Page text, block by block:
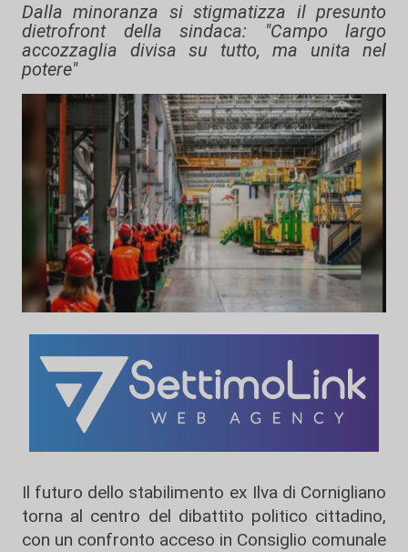
Dalla minoranza si stigmatizza il presunto
dietrofront della sindaca: "Campo largo
accozzaglia divisa su tutto, ma unita nel
potere"
Il futuro dello stabilimento ex Ilva di Cornigliano
torna al centro del dibattito politico cittadino,
con un confronto acceso in Consiglio comunale